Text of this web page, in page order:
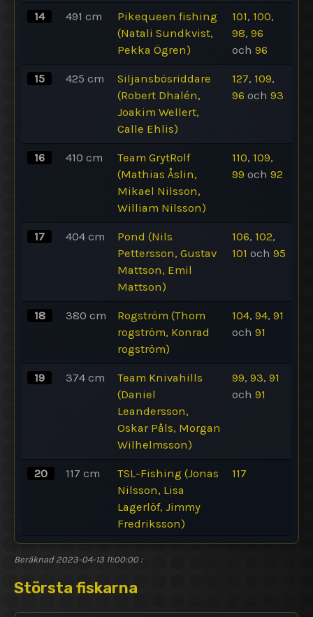
14 491 cm
Pikequeen fishing
(Natali Sundkvist,
Pekka Ögren)
101, 100,
98, 96
och 96
15 425 cm
Siljansbösriddare
(Robert Dhalén,
Joakim Wellert,
Calle Ehlis)
127, 109,
96 och 93
16 410 cm
Team GrytRolf
(Mathias Åslin,
Mikael Nilsson,
William Nilsson)
110, 109,
99 och 92
17 404 cm
Pond (Nils
Pettersson, Gustav
Mattson, Emil
Mattson)
106, 102,
101 och 95
18 380 cm
Rogström (Thom
rogström, Konrad
rogström)
104, 94, 91
och 91
19 374 cm
Team Knivahills
(Daniel
Leandersson,
Oskar Påls, Morgan
Wilhelmsson)
99, 93, 91
och 91
20 117 cm
TSL-Fishing (Jonas
Nilsson, Lisa
Lagerlöf, Jimmy
Fredriksson)
117
Beräknad 2023-04-13 11:00:00 :
Största fiskarna